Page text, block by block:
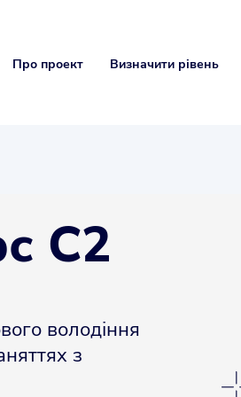
Про проект Визначити рівень
С2
володіння
з